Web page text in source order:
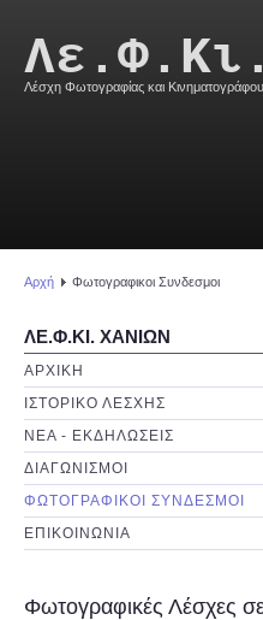
Λε.Φ.Κι.
Λέσχη Φωτογραφίας και
Αρχή Φωτογραφικοι Συνδεσμοι
ΛΕ.Φ.ΚΙ. ΧΑΝΙΩΝ
ΑΡΧΙΚΗ
ΙΣΤΟΡΙΚΟ ΛΕΣΧΗΣ
ΝΕΑ - ΕΚΔΗΛΩΣΕΙΣ
ΔΙΑΓΩΝΙΣΜΟΙ
ΦΩΤΟΓΡΑΦΙΚΟΙ ΣΥΝΔΕΣΜΟΙ
ΕΠΙΚΟΙΝΩΝΙΑ
Φωτογραφικές Λέσχες